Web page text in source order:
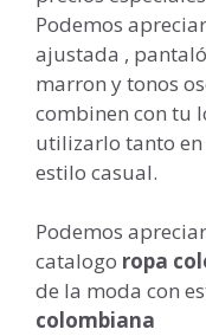
Podemos
ajustada ,
marron y tonos
combinen con tu
utilizarlo tanto en
estilo casual.
Podemos
catalogo ropa
de la moda con
colombiana